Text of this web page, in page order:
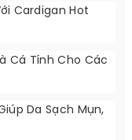
Cardigan Hot
Cá Tính Cho Các
Da Sạch Mụn,